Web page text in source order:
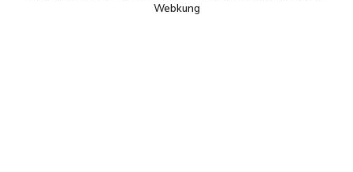
Webkung